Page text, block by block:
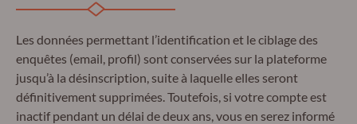
Les données permettant l’identification et le ciblage des
enquêtes (email, profil) sont conservées sur la plateforme
jusqu’à la désinscription, suite à laquelle elles seront
définitivement supprimées. Toutefois, si votre compte est
inactif pendant un délai de deux ans, vous en serez informé